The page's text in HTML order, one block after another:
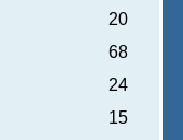
20
68
24
15